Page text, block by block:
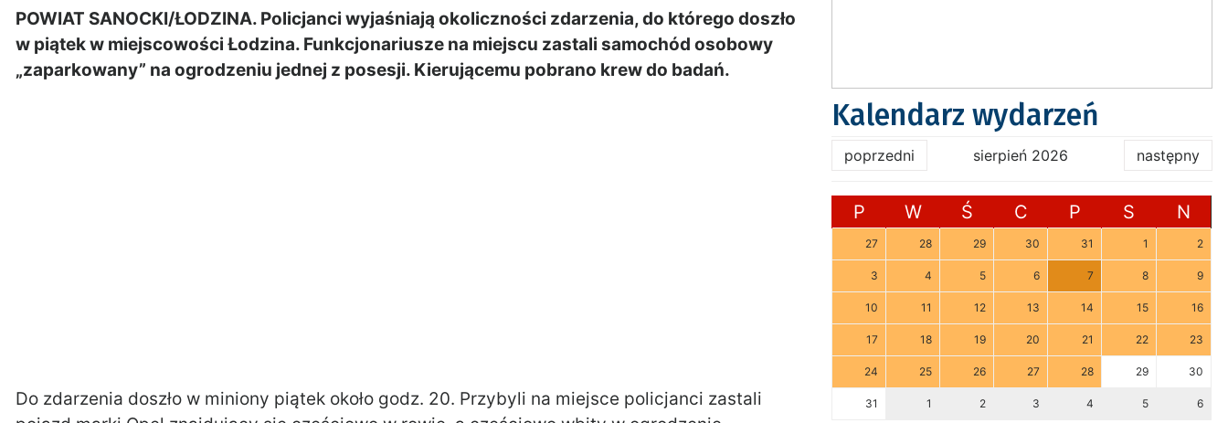
POWIAT SANOCKI/ŁODZINA. Policjanci wyjaśniają okoliczności zdarzenia, do którego doszło
w piątek w miejscowości Łodzina. Funkcjonariusze na miejscu zastali samochód osobowy
„zaparkowany” na ogrodzeniu jednej z posesji. Kierującemu pobrano krew do badań.
Do zdarzenia doszło w miniony piątek około godz. 20. Przybyli na miejsce policjanci zastali
Kalendarz wydarzeń
poprzedni sierpień 2026 następny
P W Ś C P S N
27 28 29 30 31 1 2
3 4 5 6 7 8 9
10 11 12 13 14 15 16
17 18 19 20 21 22 23
24 25 26 27 28 29 30
31 1 2 3 4 5 6